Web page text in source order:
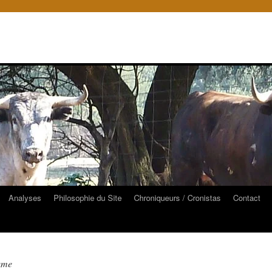
Analyses Philosophie du Site Chroniqueurs / Cronistas Contact